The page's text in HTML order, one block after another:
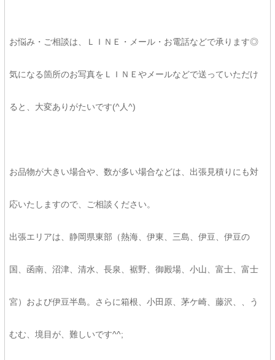
お悩み・ご相談は、ＬＩＮＥ・メール・お電話などで承ります◎
気になる箇所のお写真をＬＩＮＥやメールなどで送っていただけ
ると、大変ありがたいです(^人^)
お品物が大きい場合や、数が多い場合などは、出張見積りにも対
応いたしますので、ご相談ください。
出張エリアは、静岡県東部（熱海、伊東、三島、伊豆、伊豆の
国、函南、沼津、清水、長泉、裾野、御殿場、小山、富士、富士
宮）および伊豆半島。さらに箱根、小田原、茅ケ崎、藤沢、、う
むむ、境目が、難しいです^^;